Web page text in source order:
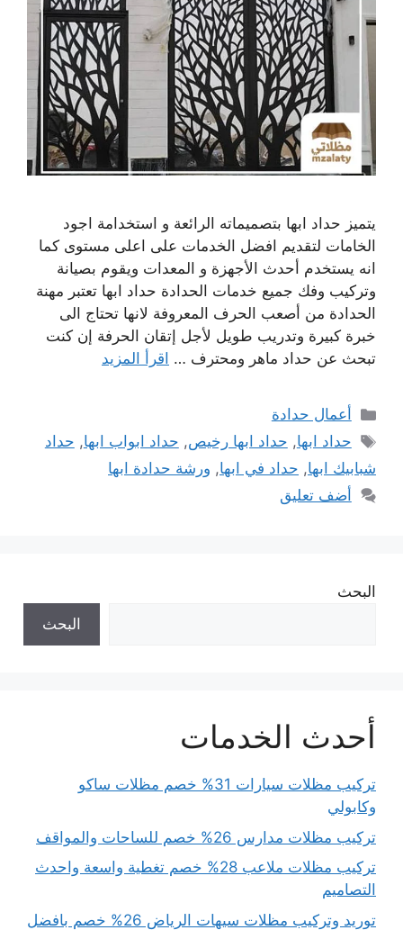
يتميز حداد ابها بتصميماته الرائعة و استخدامة اجود
الخامات لتقديم افضل الخدمات على اعلى مستوى كما
انه يستخدم أحدث الأجهزة و المعدات ويقوم بصيانة
وتركيب وفك جميع خدمات الحدادة حداد ابها تعتبر مهنة
الحدادة من أصعب الحرف المعروفة لانها تحتاج الى
خبرة كبيرة وتدريب طويل لأجل إتقان الحرفة إن كنت
تبحث عن حداد ماهر ومحترف … اقرأ المزيد
التصنيفات
أعمال حدادة
الوسوم
حداد ابها, حداد ابها رخيص, حداد ابواب ابها, حداد
شبابيك ابها, حداد في ابها, ورشة حدادة ابها
أضف تعليق
البحث
البحث
أحدث الخدمات
تركيب مظلات سيارات 31% خصم مظلات ساكو
وكابولي
تركيب مظلات مدارس 26% خصم للساحات والمواقف
تركيب مظلات ملاعب 28% خصم تغطية واسعة واحدث
التصاميم
توريد وتركيب مظلات سيهات الرياض 26% خصم بافضل